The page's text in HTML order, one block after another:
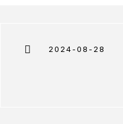
2024-08-28